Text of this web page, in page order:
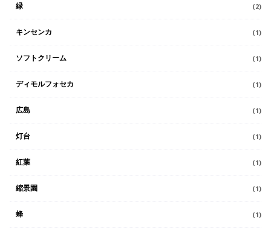
緑 (2)
キンセンカ (1)
ソフトクリーム (1)
ディモルフォセカ (1)
広島 (1)
灯台 (1)
紅葉 (1)
縮景園 (1)
蜂 (1)